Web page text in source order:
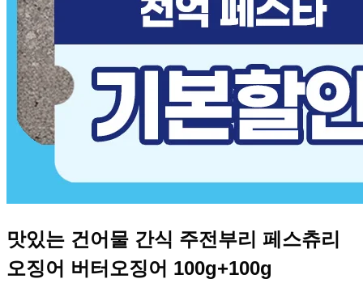
맛있는 건어물 간식 주전부리 페스츄리
오징어 버터오징어 100g+100g